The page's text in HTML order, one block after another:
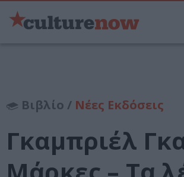
Βιβλίο / Νέες Εκδόσεις
Γκαμπριέλ